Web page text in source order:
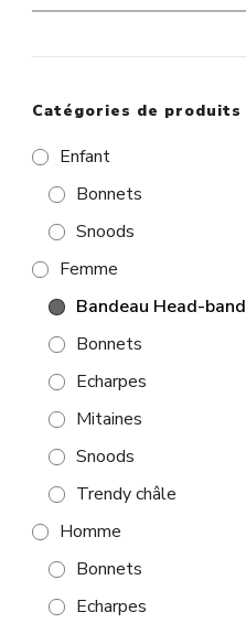
pour :
Catégories de produits
Enfant
Bonnets
Snoods
Femme
Bandeau Head-band
Bonnets
Echarpes
Mitaines
Snoods
Trendy châle
Homme
Bonnets
Echarpes